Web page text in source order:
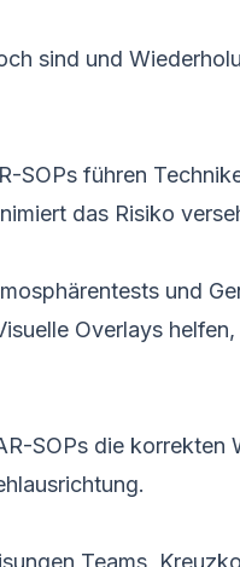
sind und
SOPs führen
das Risiko
und
Overlays
SOPs die korrekten
Teams,